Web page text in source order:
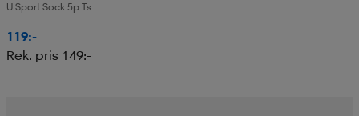
U Sport Sock 5p Ts
119:-
Rek. pris 149:-